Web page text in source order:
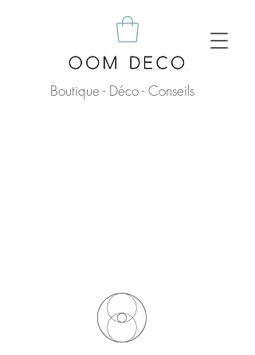
Boutique - Déco - Conseils